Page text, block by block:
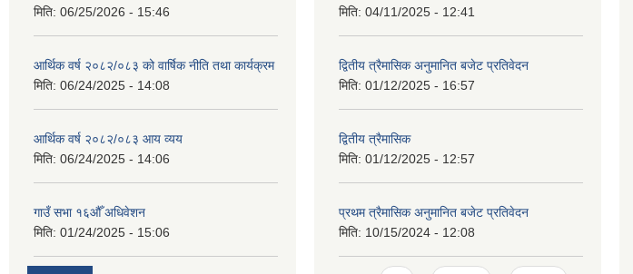
मिति: 06/25/2026 - 15:46
आर्थिक वर्ष २०८२/०८३ को वार्षिक नीति तथा कार्यक्रम
मिति: 06/24/2025 - 14:08
आर्थिक वर्ष २०८२/०८३ आय व्यय
मिति: 06/24/2025 - 14:06
गाउँ सभा १६औँ अधिवेशन
मिति: 01/24/2025 - 15:06
मिति: 04/11/2025 - 12:41
द्वितीय त्रैमासिक अनुमानित बजेट प्रतिवेदन
मिति: 01/12/2025 - 16:57
द्वितीय त्रैमासिक
मिति: 01/12/2025 - 12:57
प्रथम त्रैमासिक अनुमानित बजेट प्रतिवेदन
मिति: 10/15/2024 - 12:08